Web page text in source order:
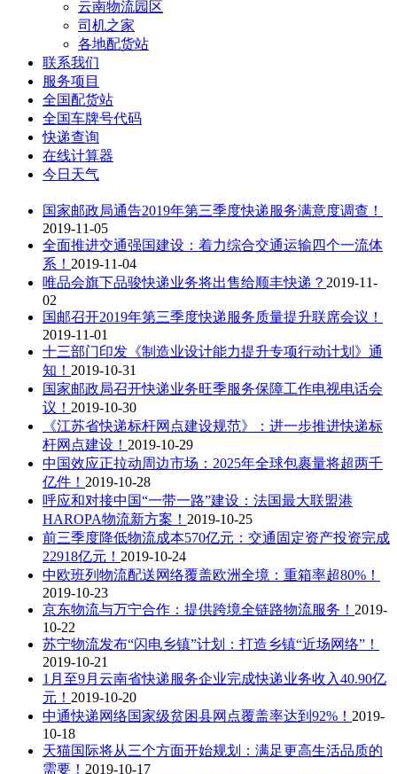
云南物流园区
司机之家
各地配货站
联系我们
服务项目
全国配货站
全国车牌号代码
快递查询
在线计算器
今日天气
国家邮政局通告2019年第三季度快递服务满意度调查！
2019-11-05
全面推进交通强国建设：着力综合交通运输四个一流体
系！ 2019-11-04
唯品会旗下品骏快递业务将出售给顺丰快递？ 2019-11-
02
国邮召开2019年第三季度快递服务质量提升联席会议！
2019-11-01
十三部门印发《制造业设计能力提升专项行动计划》通
知！ 2019-10-31
国家邮政局召开快递业务旺季服务保障工作电视电话会
议！ 2019-10-30
《江苏省快递标杆网点建设规范》：进一步推进快递标
杆网点建设！ 2019-10-29
中国效应正拉动周边市场：2025年全球包裹量将超两千
亿件！ 2019-10-28
呼应和对接中国“一带一路”建设：法国最大联盟港
HAROPA物流新方案！ 2019-10-25
前三季度降低物流成本570亿元：交通固定资产投资完成
22918亿元！ 2019-10-24
中欧班列物流配送网络覆盖欧洲全境：重箱率超80%！
2019-10-23
京东物流与万宁合作：提供跨境全链路物流服务！ 2019-
10-22
苏宁物流发布“闪电乡镇”计划：打造乡镇“近场网络”！
2019-10-21
1月至9月云南省快递服务企业完成快递业务收入40.90亿
元！ 2019-10-20
中通快递网络国家级贫困县网点覆盖率达到92%！ 2019-
10-18
天猫国际将从三个方面开始规划：满足更高生活品质的
需要！ 2019-10-17